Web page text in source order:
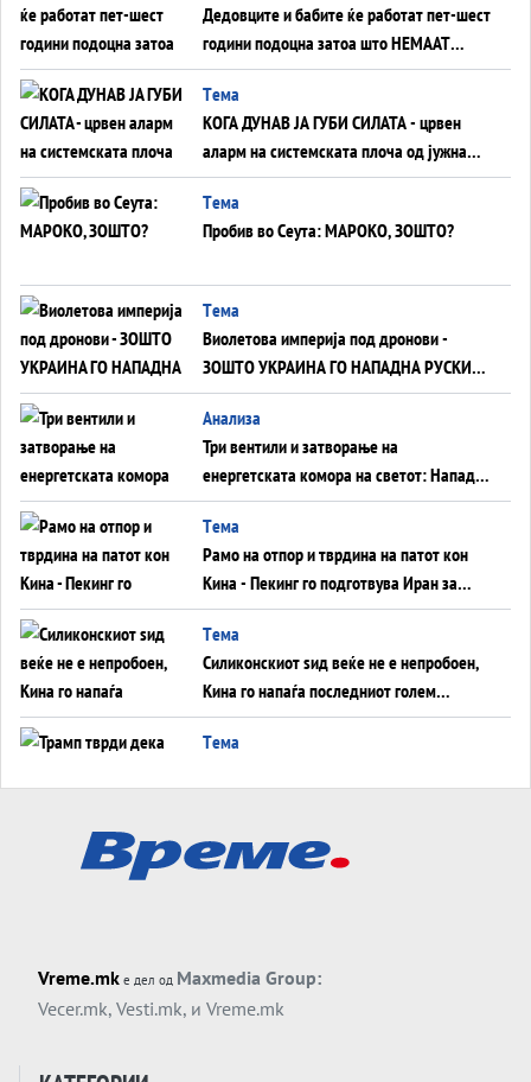
Дедовците и бабите ќе работат пет-шест
години подоцна затоа што НЕМААТ
ВНУЦИ ДА ГИ ЗАМЕНАТ
Tема
КОГА ДУНАВ ЈА ГУБИ СИЛАТА - црвен
аларм на системската плоча од јужна
Германија до Црното Море...
Tема
Пробив во Сеута: МАРОКО, ЗОШТО?
Tема
Виолетова империја под дронови -
ЗОШТО УКРАИНА ГО НАПАДНА РУСКИОТ
WILDBERRIES
Aнализа
Три вентили и затворање на
енергетската комора на светот: Нападот
во Суец најавува глобален енергетски
инфаркт?
Tема
Рамо на отпор и тврдина на патот кон
Кина - Пекинг го подготвува Иран за
американска копнена инвазија
Tема
Силиконскиот ѕид веќе не е непробоен,
Кина го напаѓа последниот голем
монопол на Западот?
Tема
Tема
ДЛАБОКО УДОЛУ: Сметководствените
АТОМСКО ДОМИНО НА БЛИСКИОТ
ИСТОК
Vreme.mk е дел од Maxmedia Group:
Vecer.mk, Vesti.mk, и Vreme.mk